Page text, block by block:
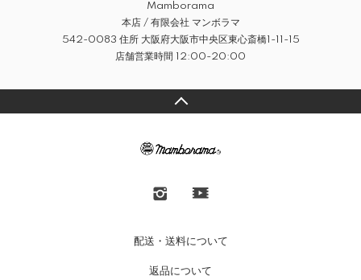
Mamborama
本店 / 有限会社 マンボラマ
542-0083 住所 大阪府大阪市中央区東心斎橋1-11-15
店舗営業時間 12:00-20:00
配送・送料について
返品について